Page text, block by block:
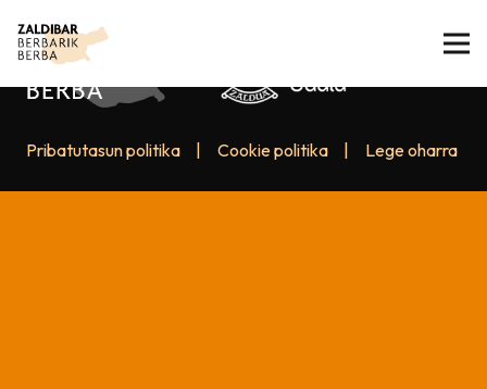
Pribatutasun politika Cookie politika Lege oharra